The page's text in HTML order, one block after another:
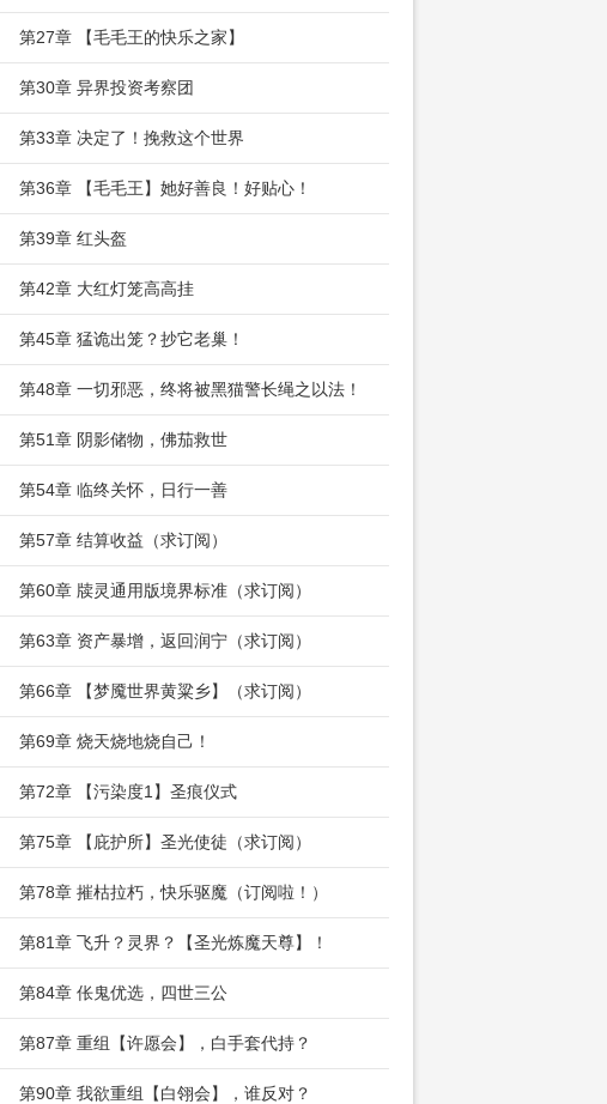
第27章 【毛毛王的快乐之家】
第30章 异界投资考察团
第33章 决定了！挽救这个世界
第36章 【毛毛王】她好善良！好贴心！
第39章 红头盔
第42章 大红灯笼高高挂
第45章 猛诡出笼？抄它老巢！
第48章 一切邪恶，终将被黑猫警长绳之以法！
第51章 阴影储物，佛茄救世
第54章 临终关怀，日行一善
第57章 结算收益（求订阅）
第60章 牍灵通用版境界标准（求订阅）
第63章 资产暴增，返回润宁（求订阅）
第66章 【梦魇世界黄粱乡】（求订阅）
第69章 烧天烧地烧自己！
第72章 【污染度1】圣痕仪式
第75章 【庇护所】圣光使徒（求订阅）
第78章 摧枯拉朽，快乐驱魔（订阅啦！）
第81章 飞升？灵界？【圣光炼魔天尊】！
第84章 伥鬼优选，四世三公
第87章 重组【许愿会】，白手套代持？
第90章 我欲重组【白翎会】，谁反对？